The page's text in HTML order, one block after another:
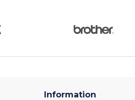
Information